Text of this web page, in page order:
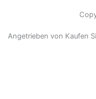
Angetrieben von Kaufen